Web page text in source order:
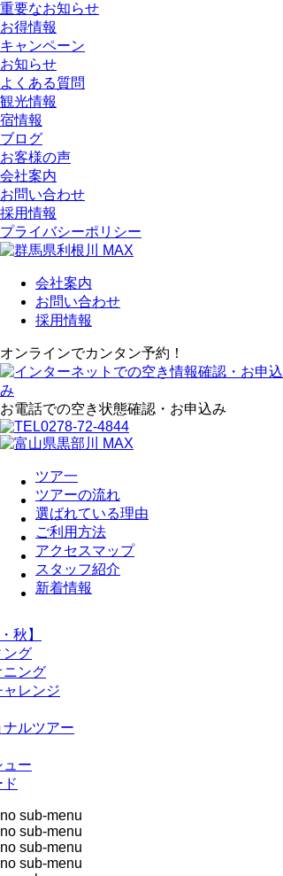
重要なお知らせ
お得情報
キャンペーン
お知らせ
よくある質問
観光情報
宿情報
ブログ
お客様の声
会社案内
お問い合わせ
採用情報
プライバシーポリシー
会社案内
お問い合わせ
採用情報
オンラインでカンタン予約！
お電話での空き状態確認・お申込み
0278-72-4844
ツア一
ツアーの流れ
選ばれている理由
ご利用方法
アクセスマップ
スタッフ紹介
新着情報
秋】
ング
ニング
レンジ
ルツアー
ュー
no sub-menu
no sub-menu
no sub-menu
no sub-menu